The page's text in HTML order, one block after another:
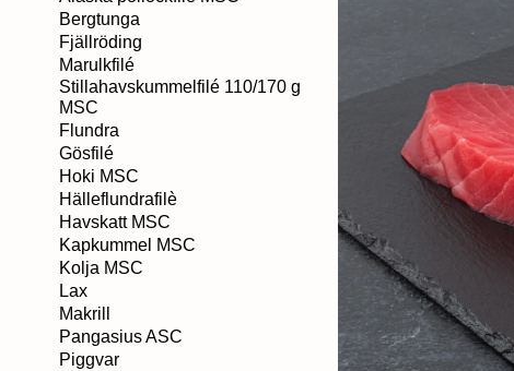
Bergtunga
Fjällröding
Marulkfilé
Stillahavskummelfilé 110/170 g
MSC
Flundra
Gösfilé
Hoki MSC
Hälleflundrafilè
Havskatt MSC
Kapkummel MSC
Kolja MSC
Lax
Makrill
Pangasius ASC
Piggvar